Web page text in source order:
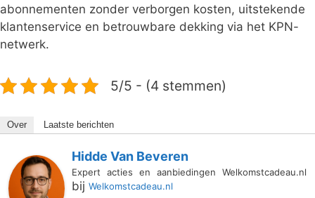
abonnementen zonder verborgen kosten, uitstekende
klantenservice en betrouwbare dekking via het KPN-
netwerk.
5/5 - (4 stemmen)
Over Laatste berichten
Hidde Van Beveren
Expert acties en aanbiedingen Welkomstcadeau.nl
bij Welkomstcadeau.nl